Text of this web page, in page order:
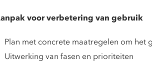
voor verbetering van gebruik
Plan met concrete maatregelen om het
Uitwerking van fasen en prioriteiten